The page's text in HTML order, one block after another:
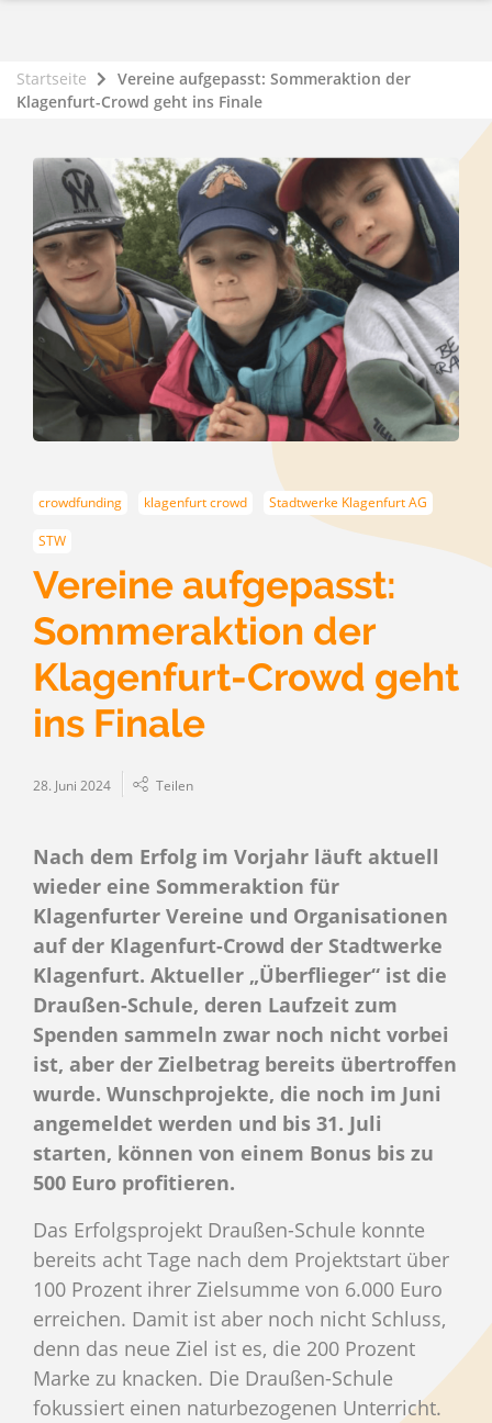
Startseite
Vereine aufgepasst: Sommeraktion der
Klagenfurt-Crowd geht ins Finale
crowdfunding klagenfurt crowd Stadtwerke Klagenfurt AG
STW
Vereine aufgepasst:
Sommeraktion der
Klagenfurt-Crowd geht
ins Finale
28. Juni 2024 Teilen
Nach dem Erfolg im Vorjahr läuft aktuell
wieder eine Sommeraktion für
Klagenfurter Vereine und Organisationen
auf der Klagenfurt-Crowd der Stadtwerke
Klagenfurt. Aktueller „Überflieger“ ist die
Draußen-Schule, deren Laufzeit zum
Spenden sammeln zwar noch nicht vorbei
ist, aber der Zielbetrag bereits übertroffen
wurde. Wunschprojekte, die noch im Juni
angemeldet werden und bis 31. Juli
starten, können von einem Bonus bis zu
500 Euro profitieren.
Das Erfolgsprojekt Draußen-Schule konnte
bereits acht Tage nach dem Projektstart über
100 Prozent ihrer Zielsumme von 6.000 Euro
erreichen. Damit ist aber noch nicht Schluss,
denn das neue Ziel ist es, die 200 Prozent
Marke zu knacken. Die Draußen-Schule
fokussiert einen naturbezogenen Unterricht.